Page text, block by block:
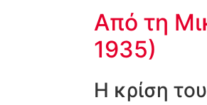
Από τη
1935)
Η κρίση